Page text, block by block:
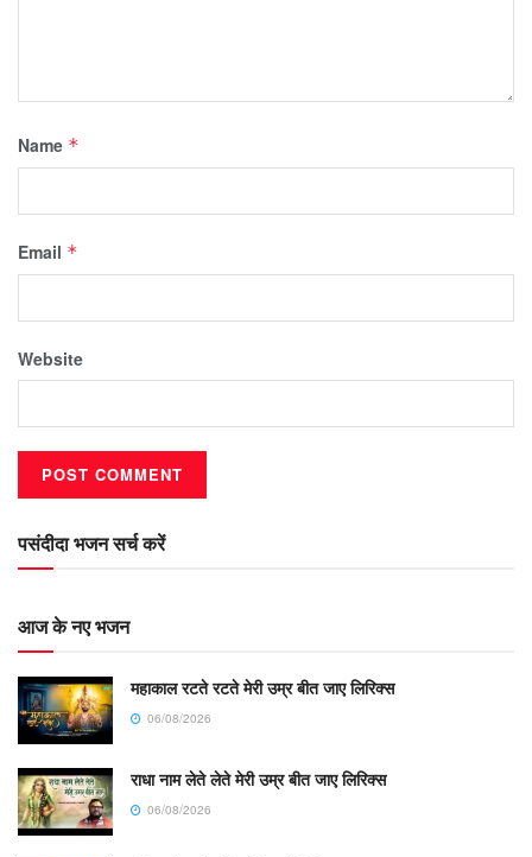
Name *
Email *
Website
पसंदीदा भजन सर्च करें
आज के नए भजन
महाकाल रटते रटते मेरी उम्र बीत जाए लिरिक्स
06/08/2026
राधा नाम लेते लेते मेरी उम्र बीत जाए लिरिक्स
06/08/2026